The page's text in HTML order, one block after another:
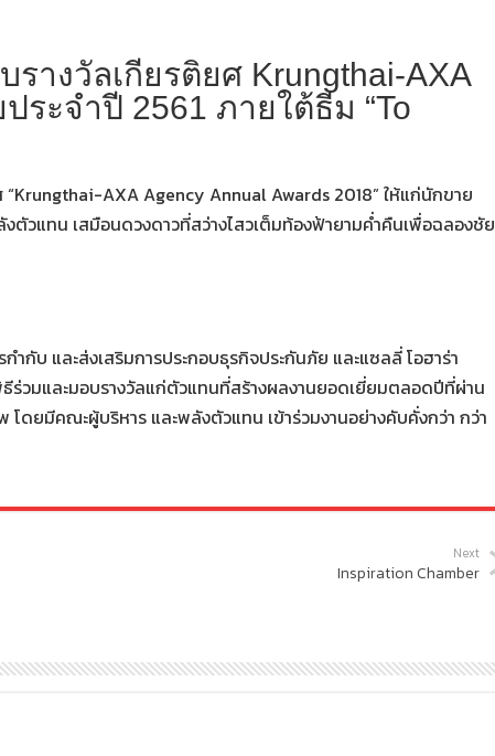
างวัลเกียรติยศ Krungthai-AXA
ระจำปี 2561 ภายใต้ธีม “To
AXA Agency Annual Awards 2018” ให้แก่นักขาย
ตัวแทน เสมือนดวงดาวที่สว่างไสวเต็มท้องฟ้ายามค่ำคืนเพื่อฉลองชัย
กับ และส่งเสริมการประกอบธุรกิจประกันภัย และแซลลี่ โอฮาร่า
ร่วมและมอบรางวัลแก่ตัวแทนที่สร้างผลงานยอดเยี่ยมตลอดปีที่ผ่าน
โดยมีคณะผู้บริหาร และพลังตัวแทน เข้าร่วมงานอย่างคับคั่งกว่า กว่า
Next
Inspiration Chamber